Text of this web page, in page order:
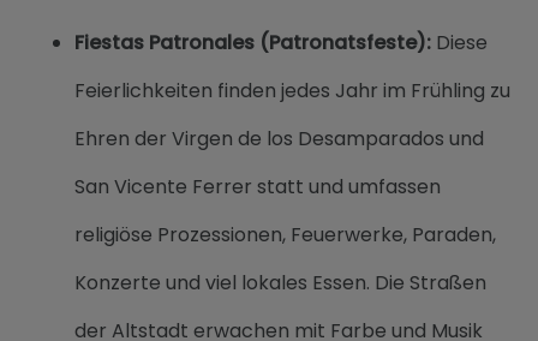
Fiestas Patronales (Patronatsfeste): Diese
Feierlichkeiten finden jedes Jahr im Frühling zu
Ehren der Virgen de los Desamparados und
San Vicente Ferrer statt und umfassen
religiöse Prozessionen, Feuerwerke, Paraden,
Konzerte und viel lokales Essen. Die Straßen
der Altstadt erwachen mit Farbe und Musik